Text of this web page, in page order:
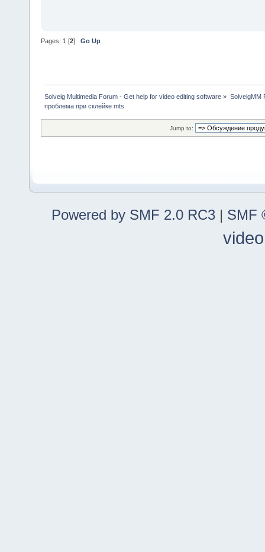
Pages: 1 [2] Go Up
Solveig Multimedia Forum - Get help for video editing software » SolveigMM
проблема при склейке mts
Jump to:
Powered by SMF 2.0 RC3 | SMF